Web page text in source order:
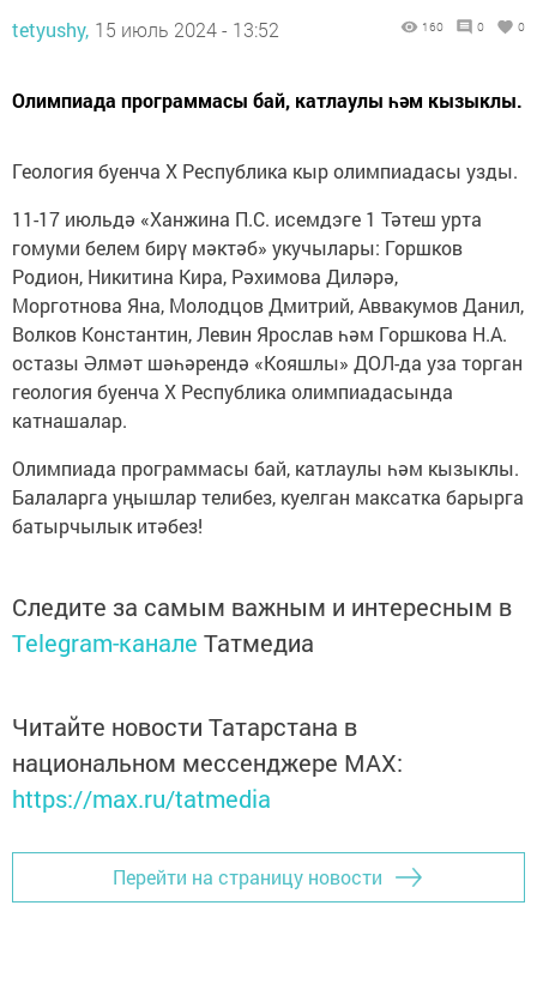
tetyushy, 15 июль 2024 - 13:52 160 0 0
Олимпиада программасы бай, катлаулы һәм кызыклы.
Геология буенча X Республика кыр олимпиадасы узды.
11-17 июльдә «Ханжина П.С. исемдэге 1 Тәтеш урта
гомуми белем бирү мәктәб» укучылары: Горшков
Родион, Никитина Кира, Рәхимова Диләрә,
Морготнова Яна, Молодцов Дмитрий, Аввакумов Данил,
Волков Константин, Левин Ярослав һәм Горшкова Н.А.
остазы Әлмәт шәһәрендә «Кояшлы» ДОЛ-да уза торган
геология буенча X Республика олимпиадасында
катнашалар.
Олимпиада программасы бай, катлаулы һәм кызыклы.
Балаларга уңышлар телибез, куелган максатка барырга
батырчылык итәбез!
Следите за самым важным и интересным в
Telegram-канале Татмедиа
Читайте новости Татарстана в
национальном мессенджере MАХ:
https://max.ru/tatmedia
Перейти на страницу новости